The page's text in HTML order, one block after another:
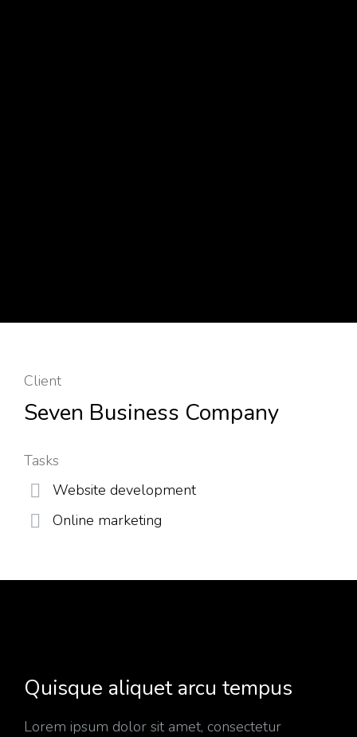
Client
Seven Business Company
Tasks
Website development
Online marketing
Quisque aliquet arcu tempus
Lorem ipsum dolor sit amet, consectetur